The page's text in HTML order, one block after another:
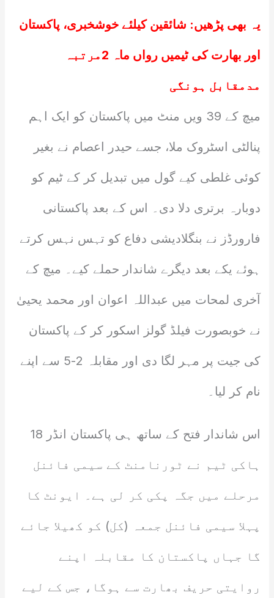
یہ بھی پڑھیں: شائقین کیلئے خوشخبری، پاکستان
اور بھارت کی ٹیمیں رواں ماہ 2مرتبہ
مدمقابل ہونگی
میچ کے 39 ویں منٹ میں پاکستان کو ایک اہم
پنالٹی اسٹروک ملا، جسے حیدر اعصام نے بغیر
کوئی غلطی کیے گول میں تبدیل کر کے ٹیم کو
دوبارہ برتری دلا دی۔ اس کے بعد پاکستانی
فارورڈز نے بنگلادیشی دفاع کو تہس نہس کرتے
ہوئے یکے بعد دیگرے شاندار حملے کیے۔ میچ کے
آخری لمحات میں عبداللہ اعوان اور محمد یحییٰ
نے خوبصورت فیلڈ گولز اسکور کر کے پاکستان
کی جیت پر مہر لگا دی اور مقابلہ 2-5 سے اپنے
نام کر لیا۔
اس شاندار فتح کے ساتھ ہی پاکستان انڈر 18
ہاکی ٹیم نے ٹورنامنٹ کے سیمی فائنل
مرحلے میں جگہ پکی کر لی ہے۔ ایونٹ کا
پہلا سیمی فائنل جمعہ (کل) کو کھیلا جائے
گا جہاں پاکستان کا مقابلہ اپنے
روایتی حریف بھارت سے ہوگا، جس کے لیے